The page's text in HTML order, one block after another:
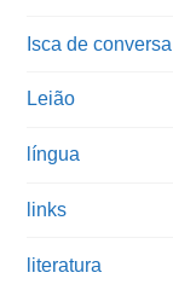
Isca de conversa
Leião
língua
links
literatura